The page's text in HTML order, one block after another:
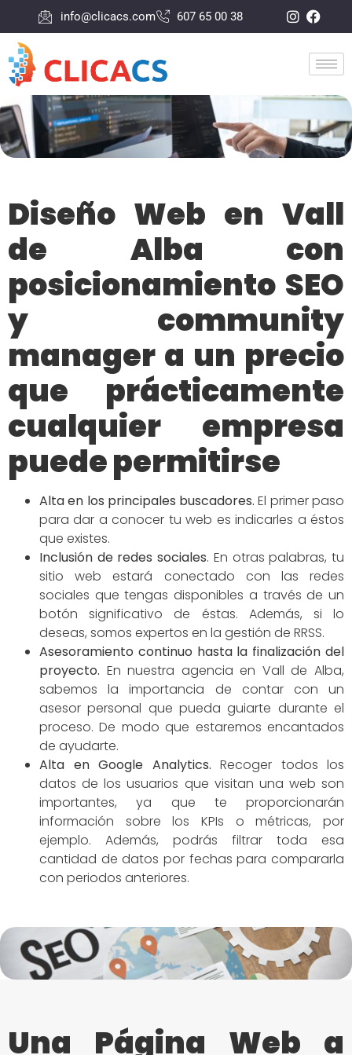
info@clicacs.com 607 65 00 38
Diseño Web en Vall
de Alba con
posicionamiento SEO
y community
manager a un precio
que prácticamente
cualquier empresa
puede permitirse
Alta en los principales buscadores. El primer paso
para dar a conocer tu web es indicarles a éstos
que existes.
Inclusión de redessociales. En otras palabras, tu
sitio web estará conectado con las redes
sociales que tengas disponibles a través de un
botón significativo de éstas. Además, si lo
deseas, somos expertos en la gestión de RRSS.
Asesoramiento continuo hasta la finalización del
proyecto. En nuestra agencia en Vall de Alba,
sabemos la importancia de contar con un
asesor personal que pueda guiarte durante el
proceso. De modo que estaremos encantados
de ayudarte.
Alta en Google Analytics. Recoger todos los
datos de los usuarios que visitan una web son
importantes, ya que te proporcionarán
información sobre los KPIs o métricas, por
ejemplo. Además, podrás filtrar toda esa
cantidad de datos por fechas para compararla
con periodos anteriores.
Una Página Web a